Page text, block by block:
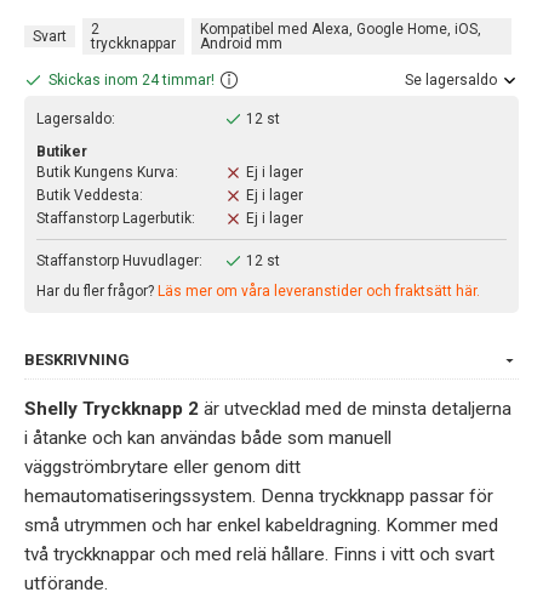
Svart
2
tryckknappar
Kompatibel med Alexa, Google Home, iOS,
Android mm
Skickas inom 24 timmar! Se lagersaldo
Lagersaldo:
12 st
Butiker
Butik Kungens Kurva:
Ej i lager
Butik Veddesta:
Ej i lager
Staffanstorp Lagerbutik:
Ej i lager
Staffanstorp Huvudlager:
12 st
Har du fler frågor? Läs mer om våra leveranstider och fraktsätt här.
BESKRIVNING
Shelly Tryckknapp 2 är utvecklad med de minsta detaljerna
i åtanke och kan användas både som manuell
väggströmbrytare eller genom ditt
hemautomatiseringssystem. Denna tryckknapp passar för
små utrymmen och har enkel kabeldragning. Kommer med
två tryckknappar och med relä hållare. Finns i vitt och svart
utförande.